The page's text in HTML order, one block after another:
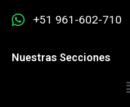
+51 961-602-710
Nuestras Secciones